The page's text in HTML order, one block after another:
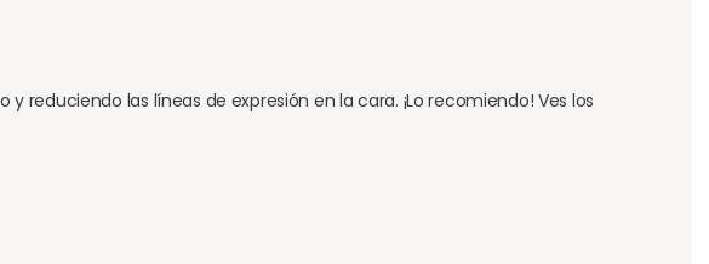
reduciendo las líneas de expresión en la cara. ¡Lo recomiendo! Ves los